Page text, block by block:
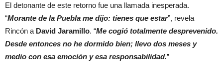
El detonante de este retorno fue una llamada inesperada.
“Morante de la Puebla me dijo: tienes que estar”, revela
Rincón a David Jaramillo. “Me cogió totalmente desprevenido.
Desde entonces no he dormido bien; llevo dos meses y
medio con esa emoción y esa responsabilidad.”